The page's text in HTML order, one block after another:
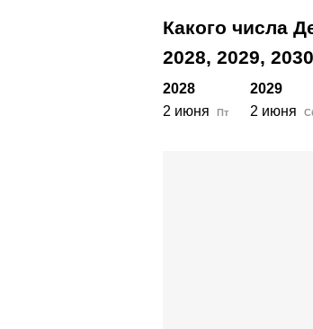
Какого числа
2028, 2029, 2030
2028 2029
2 июня
Пт 2 июня